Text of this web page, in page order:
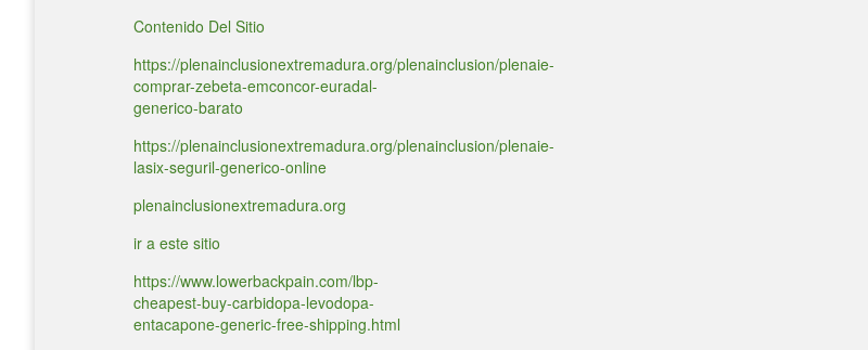
Contenido Del Sitio
https://plenainclusionextremadura.org/plenainclusion/plenaie-
comprar-zebeta-emconcor-euradal-
generico-barato
https://plenainclusionextremadura.org/plenainclusion/plenaie-
lasix-seguril-generico-online
plenainclusionextremadura.org
ir a este sitio
https://www.lowerbackpain.com/lbp-
cheapest-buy-carbidopa-levodopa-
entacapone-generic-free-shipping.html